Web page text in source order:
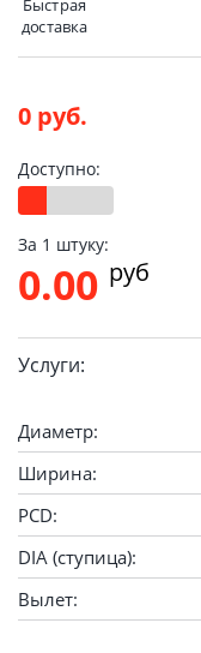
Быстрая
доставка
0 руб.
Доступно:
За 1 штуку:
0.00 pуб
Услуги:
Диаметр:
Ширина:
PCD:
DIA (ступица):
Вылет: